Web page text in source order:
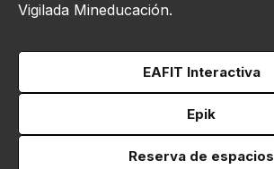
Vigilada Mineducación.
EAFIT Interactiva
Epik
Reserva de espacios